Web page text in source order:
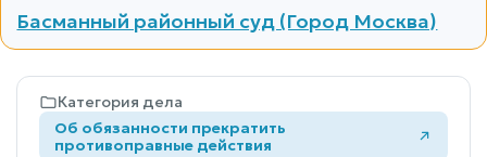
Басманный районный суд (Город Москва)
Категория дела
Об обязанности прекратить
противоправные действия